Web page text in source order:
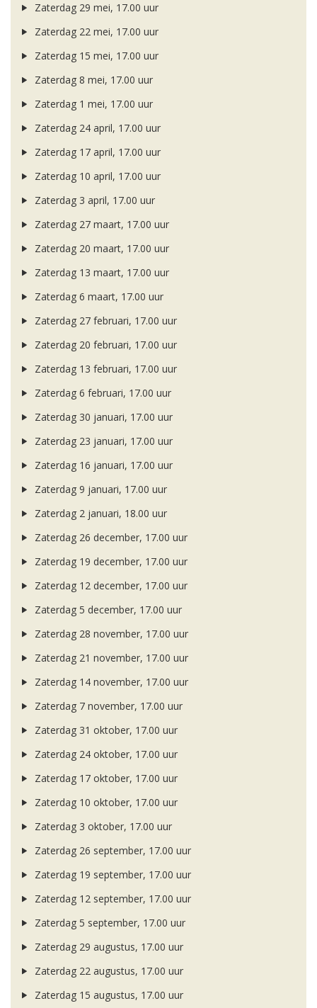
Zaterdag 29 mei, 17.00 uur
Zaterdag 22 mei, 17.00 uur
Zaterdag 15 mei, 17.00 uur
Zaterdag 8 mei, 17.00 uur
Zaterdag 1 mei, 17.00 uur
Zaterdag 24 april, 17.00 uur
Zaterdag 17 april, 17.00 uur
Zaterdag 10 april, 17.00 uur
Zaterdag 3 april, 17.00 uur
Zaterdag 27 maart, 17.00 uur
Zaterdag 20 maart, 17.00 uur
Zaterdag 13 maart, 17.00 uur
Zaterdag 6 maart, 17.00 uur
Zaterdag 27 februari, 17.00 uur
Zaterdag 20 februari, 17.00 uur
Zaterdag 13 februari, 17.00 uur
Zaterdag 6 februari, 17.00 uur
Zaterdag 30 januari, 17.00 uur
Zaterdag 23 januari, 17.00 uur
Zaterdag 16 januari, 17.00 uur
Zaterdag 9 januari, 17.00 uur
Zaterdag 2 januari, 18.00 uur
Zaterdag 26 december, 17.00 uur
Zaterdag 19 december, 17.00 uur
Zaterdag 12 december, 17.00 uur
Zaterdag 5 december, 17.00 uur
Zaterdag 28 november, 17.00 uur
Zaterdag 21 november, 17.00 uur
Zaterdag 14 november, 17.00 uur
Zaterdag 7 november, 17.00 uur
Zaterdag 31 oktober, 17.00 uur
Zaterdag 24 oktober, 17.00 uur
Zaterdag 17 oktober, 17.00 uur
Zaterdag 10 oktober, 17.00 uur
Zaterdag 3 oktober, 17.00 uur
Zaterdag 26 september, 17.00 uur
Zaterdag 19 september, 17.00 uur
Zaterdag 12 september, 17.00 uur
Zaterdag 5 september, 17.00 uur
Zaterdag 29 augustus, 17.00 uur
Zaterdag 22 augustus, 17.00 uur
Zaterdag 15 augustus, 17.00 uur